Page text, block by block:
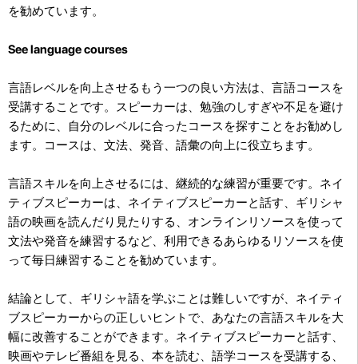
を勧めています。
See language courses
言語レベルを向上させるもう一つの良い方法は、言語コースを
受講することです。スピーカーは、勉強のしすぎや不足を避け
るために、自分のレベルに合ったコースを探すことをお勧めし
ます。コースは、文法、発音、語彙の向上に役立ちます。
言語スキルを向上させるには、継続的な練習が重要です。ネイ
ティブスピーカーは、ネイティブスピーカーと話す、ギリシャ
語の映画を読んだり見たりする、オンラインリソースを使って
文法や発音を練習するなど、利用できるあらゆるリソースを使
って毎日練習することを勧めています。
結論として、ギリシャ語を学ぶことは難しいですが、ネイティ
ブスピーカーからの正しいヒントで、あなたの言語スキルを大
幅に改善することができます。ネイティブスピーカーと話す、
映画やテレビ番組を見る、本を読む、語学コースを受講する、